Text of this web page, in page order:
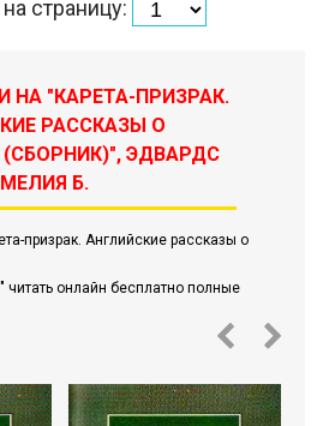
страницу:
НА "КАРЕТА-ПРИЗРАК.
РАССКАЗЫ О
ЭДВАРДС
Б.
призрак. Английские рассказы о
читать онлайн бесплатно полные